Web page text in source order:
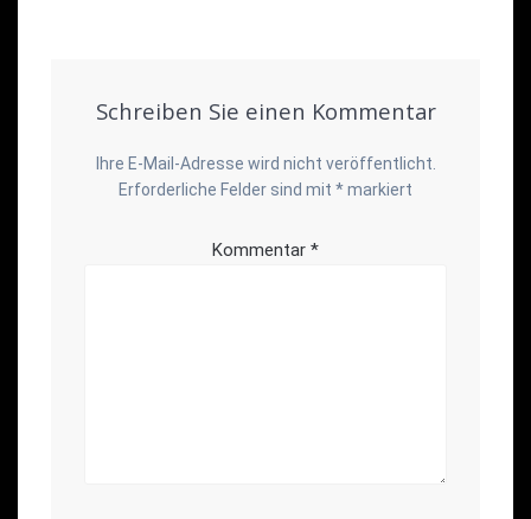
Schreiben Sie einen Kommentar
Ihre E-Mail-Adresse wird nicht veröffentlicht.
Erforderliche Felder sind mit *markiert
Kommentar *